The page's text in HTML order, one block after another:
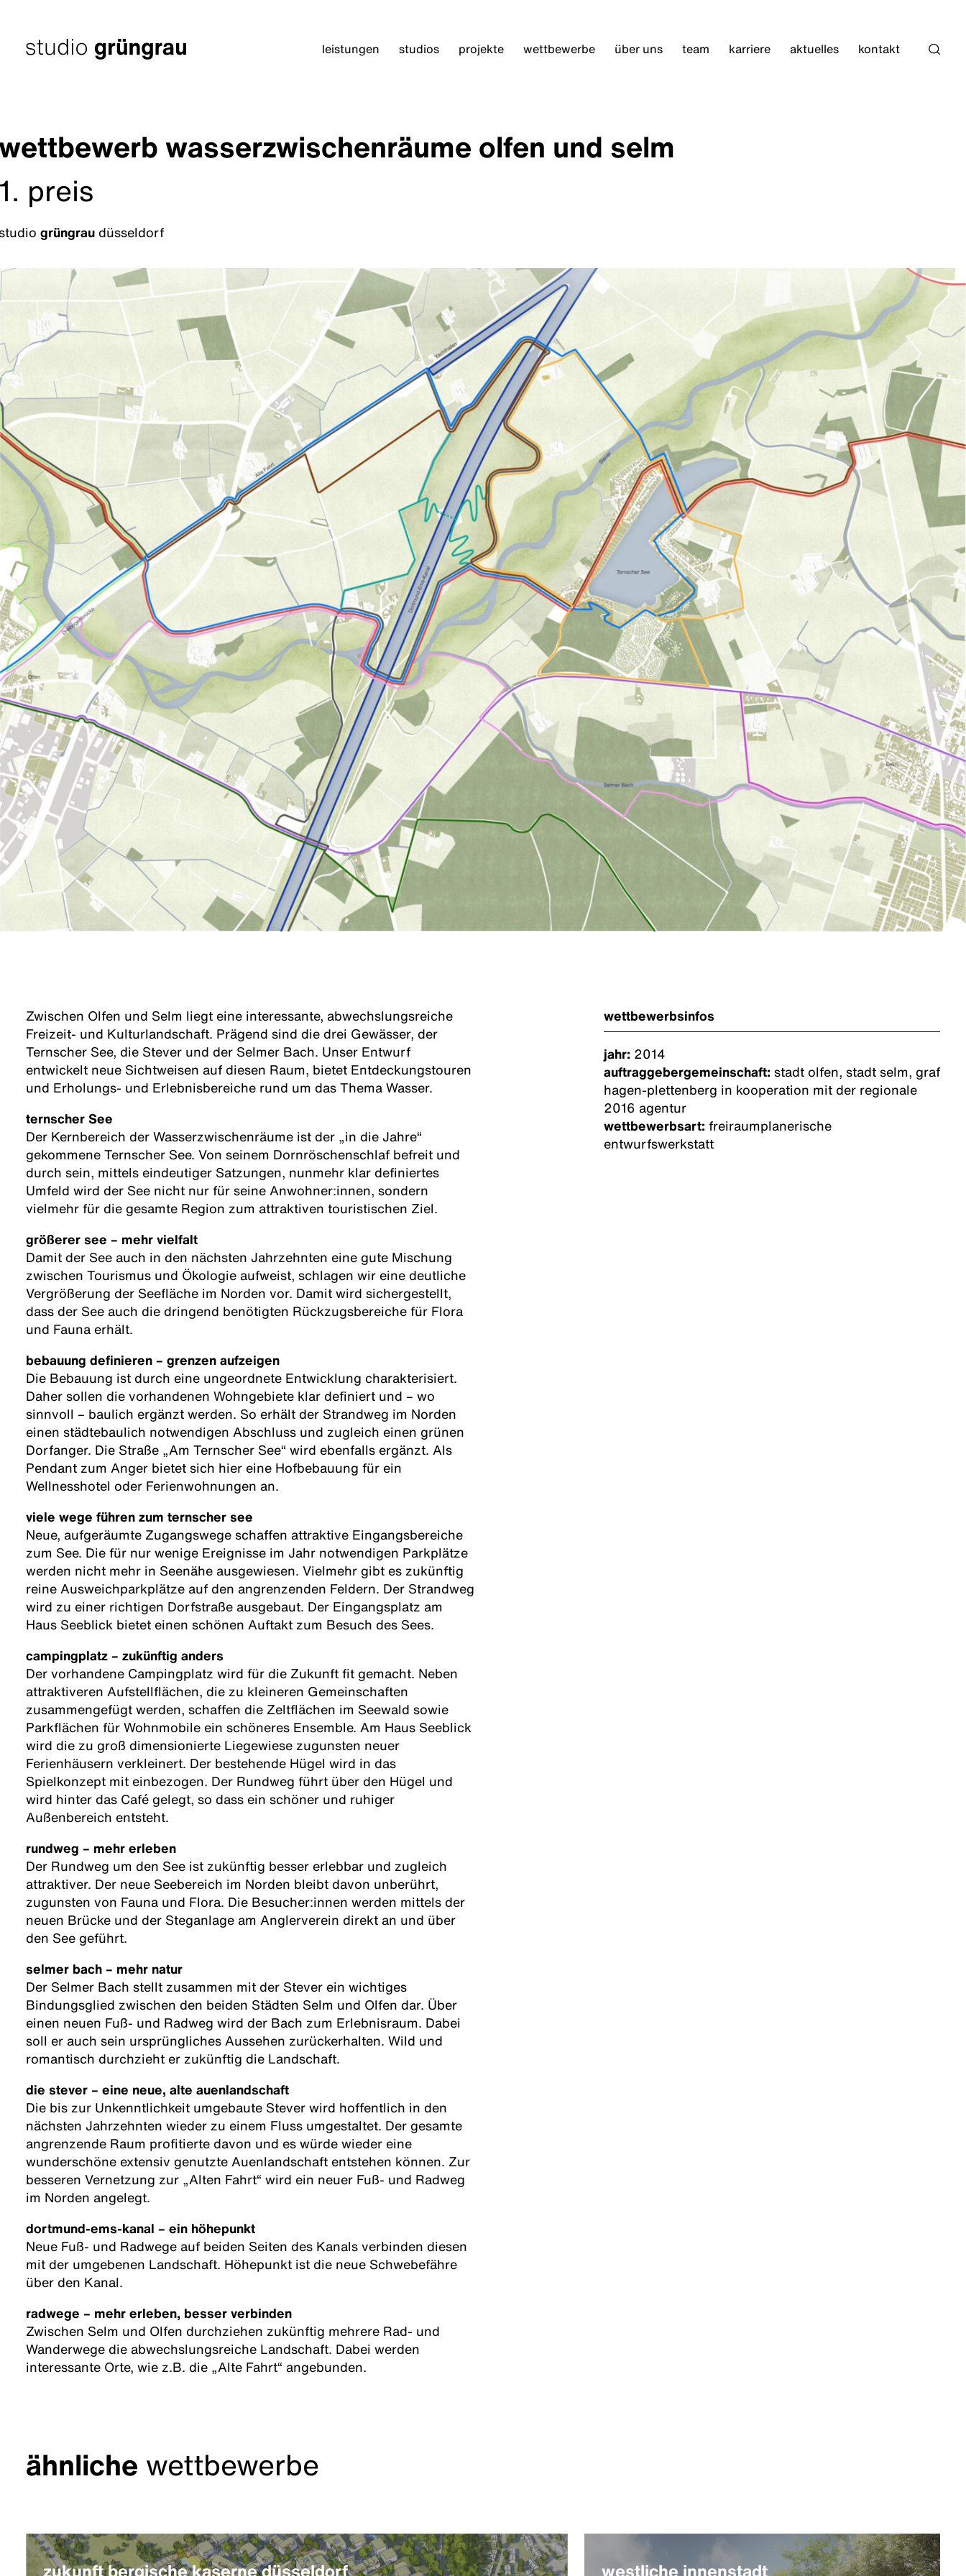
springenStartseite leistungen studios projekte wettbewerbe über uns team karriere aktuelles kontakt
wasserzwischenräume olfen und selm
preis
grüngrau düsseldorf
Zwischen Olfen und Selm liegt eine interessante, abwechslungsreiche
Freizeit- und Kulturlandschaft. Prägend sind die drei Gewässer, der
Ternscher See, die Stever und der Selmer Bach. Unser Entwurf
entwickelt neue Sichtweisen auf diesen Raum, bietet Entdeckungstouren
und Erholungs- und Erlebnisbereiche rund um das Thema Wasser.
ternscher See
Der Kernbereich der Wasserzwischenräume ist der „in die Jahre“
gekommene Ternscher See. Von seinem Dornröschenschlaf befreit und
durch sein, mittels eindeutiger Satzungen, nunmehr klar definiertes
Umfeld wird der See nicht nur für seine Anwohner:innen, sondern
vielmehr für die gesamte Region zum attraktiven touristischen Ziel.
größerer see – mehr vielfalt
Damit der See auch in den nächsten Jahrzehnten eine gute Mischung
zwischen Tourismus und Ökologie aufweist, schlagen wir eine deutliche
Vergrößerung der Seefläche im Norden vor. Damit wird sichergestellt,
dass der See auch die dringend benötigten Rückzugsbereiche für Flora
und Fauna erhält.
bebauung definieren – grenzen aufzeigen
Die Bebauung ist durch eine ungeordnete Entwicklung charakterisiert.
Daher sollen die vorhandenen Wohngebiete klar definiert und – wo
sinnvoll – baulich ergänzt werden. So erhält der Strandweg im Norden
einen städtebaulich notwendigen Abschluss und zugleich einen grünen
Dorfanger. Die Straße „Am Ternscher See“ wird ebenfalls ergänzt. Als
Pendant zum Anger bietet sich hier eine Hofbebauung für ein
Wellnesshotel oder Ferienwohnungen an.
viele wege führen zum ternscher see
Neue, aufgeräumte Zugangswege schaffen attraktive Eingangsbereiche
zum See. Die für nur wenige Ereignisse im Jahr notwendigen Parkplätze
werden nicht mehr in Seenähe ausgewiesen. Vielmehr gibt es zukünftig
reine Ausweichparkplätze auf den angrenzenden Feldern. Der Strandweg
wird zu einer richtigen Dorfstraße ausgebaut. Der Eingangsplatz am
Haus Seeblick bietet einen schönen Auftakt zum Besuch des Sees.
campingplatz – zukünftig anders
Der vorhandene Campingplatz wird für die Zukunft fit gemacht. Neben
attraktiveren Aufstellflächen, die zu kleineren Gemeinschaften
zusammengefügt werden, schaffen die Zeltflächen im Seewald sowie
Parkflächen für Wohnmobile ein schöneres Ensemble. Am Haus Seeblick
wird die zu groß dimensionierte Liegewiese zugunsten neuer
Ferienhäusern verkleinert. Der bestehende Hügel wird in das
Spielkonzept mit einbezogen. Der Rundweg führt über den Hügel und
wird hinter das Café gelegt, so dass ein schöner und ruhiger
Außenbereich entsteht.
rundweg – mehr erleben
Der Rundweg um den See ist zukünftig besser erlebbar und zugleich
attraktiver. Der neue Seebereich im Norden bleibt davon unberührt,
zugunsten von Fauna und Flora. Die Besucher:innen werden mittels der
neuen Brücke und der Steganlage am Anglerverein direkt an und über
den See geführt.
selmer bach – mehr natur
Der Selmer Bach stellt zusammen mit der Stever ein wichtiges
Bindungsglied zwischen den beiden Städten Selm und Olfen dar. Über
einen neuen Fuß- und Radweg wird der Bach zum Erlebnisraum. Dabei
soll er auch sein ursprüngliches Aussehen zurückerhalten. Wild und
romantisch durchzieht er zukünftig die Landschaft.
die stever – eine neue, alte auenlandschaft
Die bis zur Unkenntlichkeit umgebaute Stever wird hoffentlich in den
nächsten Jahrzehnten wieder zu einem Fluss umgestaltet. Der gesamte
angrenzende Raum profitierte davon und es würde wieder eine
wunderschöne extensiv genutzte Auenlandschaft entstehen können. Zur
besseren Vernetzung zur „Alten Fahrt“ wird ein neuer Fuß- und Radweg
im Norden angelegt.
dortmund-ems-kanal – ein höhepunkt
Neue Fuß- und Radwege auf beiden Seiten des Kanals verbinden diesen
mit der umgebenen Landschaft. Höhepunkt ist die neue Schwebefähre
über den Kanal.
radwege – mehr erleben, besser verbinden
Zwischen Selm und Olfen durchziehen zukünftig mehrere Rad- und
Wanderwege die abwechslungsreiche Landschaft. Dabei werden
interessante Orte, wie z.B. die „Alte Fahrt“ angebunden.
wettbewerbsinfos
jahr: 2014
auftraggebergemeinschaft: stadt olfen, stadt selm, graf
hagen-plettenberg in kooperation mit der regionale
2016 agentur
wettbewerbsart: freiraumplanerische
entwurfswerkstatt
ähnliche wettbewerbe